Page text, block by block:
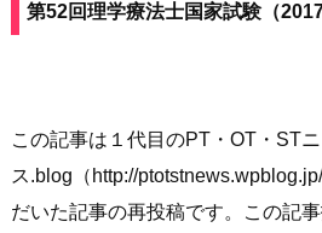
第52回理学療法士国家試験（
この記事は１代目のPT・OT・ST
ス.blog（http://
だいた記事の再投稿です。この記